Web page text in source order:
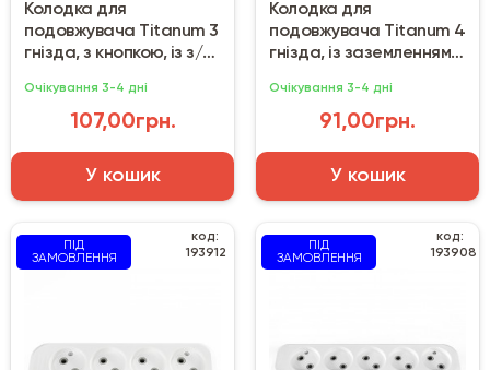
Колодка для
подовжувача Titanum 3
гнізда, з кнопкою, із з/к
Очікування 3-4 дні
107,00грн.
У кошик
Колодка для
подовжувача Titanum 4
гнізда, із заземленням
Очікування 3-4 дні
91,00грн.
У кошик
ПІД
ЗАМОВЛЕННЯ
код:
193912
ПІД
ЗАМОВЛЕННЯ
код:
193908